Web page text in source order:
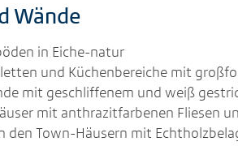
Wände
in Eiche-natur
und Küchenbereiche mit
mit geschliffenem und weiß
mit anthrazitfarbenen Fliesen
den Town-Häusern mit